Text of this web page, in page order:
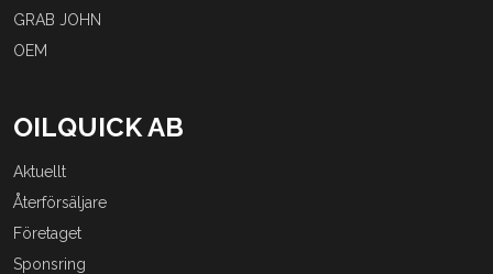
GRAB JOHN
OEM
OILQUICK AB
Aktuellt
Återförsäljare
Företaget
Sponsring